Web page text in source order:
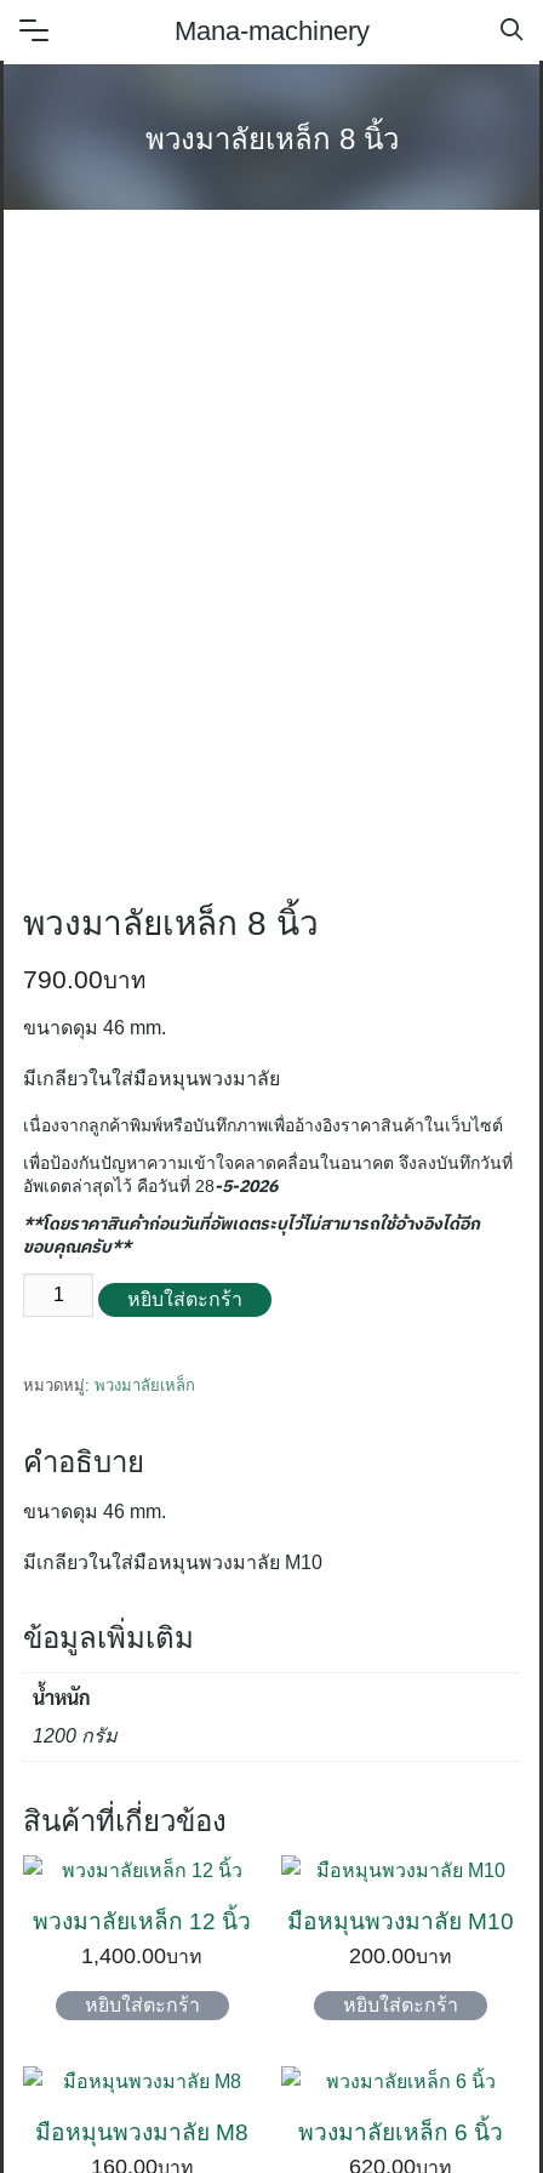
Skip
Mana-machinery
พวงมาลัยเหล็ก 8 นิ้ว
พวงมาลัยเหล็ก 8 นิ้ว
790.00
ขนาดดุม 46 mm.
มีเกลียวในใส่มือหมุนพวงมาลัย
เนื่องจากลูกค้าพิมพ์หรือบันทึกภาพเพื่ออ้างอิงราคาสินค้าในเว็บไซต์
เพื่อป้องกันปัญหาความเข้าใจคลาดคลื่อนในอนาคต จึงลงบันทึกวันที่
อัพเดตล่าสุดไว้ คือวันที่ 28-5-2026
**โดยราคาสินค้าก่อนวันที่อัพเดตระบุไว้ไม่สามารถใช้อ้างอิงได้อีก
ขอบคุณครับ**
จำนวน
พวง
เหล็ก
นิ้ว
ชิ้น
หยิบใส่ตะกร้า
หมวดหมู่: พวงมาลัยเหล็ก
คำอธิบาย
ขนาดดุม 46 mm.
มีเกลียวในใส่มือหมุนพวงมาลัย M10
ข้อมูลเพิ่มเติม
น้ำหนัก
1200 กรัม
สินค้าที่เกี่ยวข้อง
พวงมาลัยเหล็ก 12 นิ้ว
1,400.00
หยิบใส่ตะกร้า
มือหมุนพวงมาลัย M10
200.00
หยิบใส่ตะกร้า
มือหมุนพวงมาลัย M8
160.00
พวงมาลัยเหล็ก 6 นิ้ว
620.00